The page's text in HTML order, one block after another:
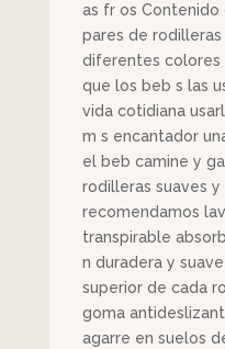
as fr os
pares de
diferentes colores
que los beb s las
vida cotidiana
m s encantador
el beb camine y
rodilleras suaves
recomendamos
transpirable
n duradera y
superior de cada
goma
agarre en suelos